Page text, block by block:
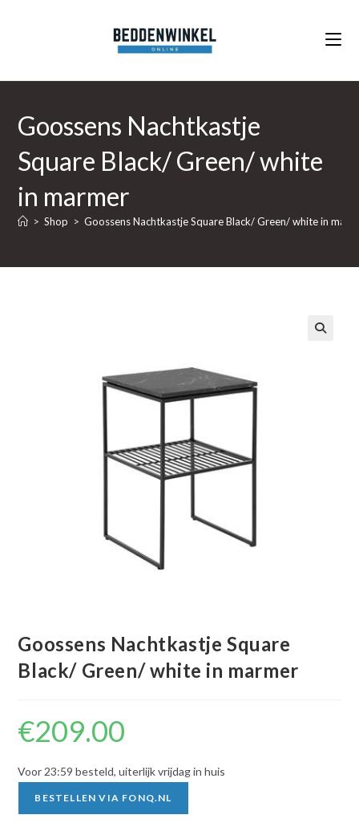
Goossens Nachtkastje
Square Black/ Green/ white
in marmer
> Shop > Goossens Nachtkastje Square Black/ Green/ white in
Goossens Nachtkastje Square
Black/ Green/ white in marmer
€209.00
Voor 23:59 besteld, uiterlijk vrijdag in huis
BESTELLEN VIA FONQ.NL